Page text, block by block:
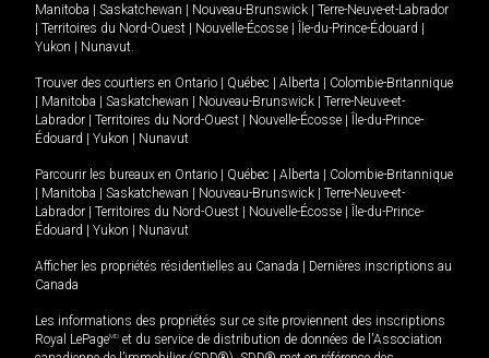
Manitoba
Saskatchewan Nouveau-Brunswick
Terre-Neuve-et-Labrador
Territoires du Nord-Ouest Nouvelle-Écosse Île-du-Prince-Édouard
Yukon
Nunavut.
Trouver des courtiers en Ontario Québec Alberta
Colombie-Britannique
Manitoba Saskatchewan Nouveau-Brunswick
Terre-Neuve-et-
Labrador
Territoires du Nord-Ouest Nouvelle-Écosse
Île-du-Prince-
Édouard
Yukon Nunavut
Parcourir les bureaux en Ontario Québec Alberta
Colombie-Britannique
Manitoba Saskatchewan Nouveau-Brunswick
Terre-Neuve-et-
Labrador
Territoires du Nord-Ouest Nouvelle-Écosse
Île-du-Prince-
Édouard
Yukon Nunavut
Afficher les propriétés résidentielles au Canada
Dernières inscriptions au
Canada
Les informations des propriétés sur ce site proviennent des inscriptions
Royal LePageMD et du service de distribution de données de l'Association